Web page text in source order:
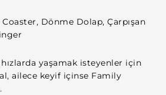
Dönme Dolap, Çarpışan
yaşamak isteyenler için
ailece keyif içinse Family